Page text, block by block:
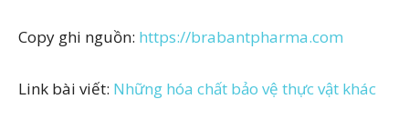
Copy ghi nguồn: https://brabantpharma.com
Link bài viết: Những hóa chất bảo vệ thực vật khác